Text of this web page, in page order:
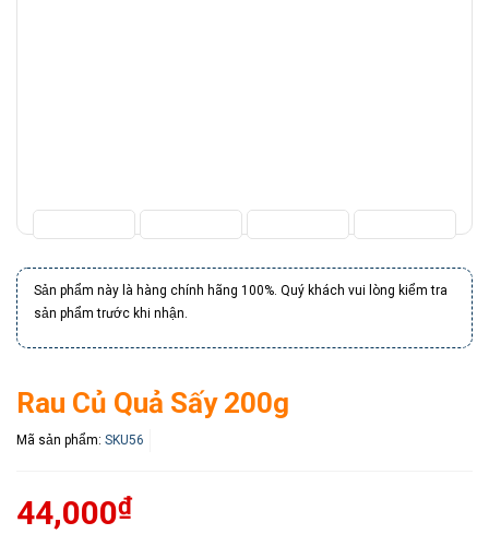
Sản phẩm này là hàng chính hãng 100%. Quý khách vui lòng kiểm tra
sản phẩm trước khi nhận.
Rau Củ Quả Sấy 200g
Mã sản phẩm: SKU56
44,000₫